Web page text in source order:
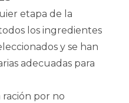
etapa de la
los ingredientes
y se han
adecuadas para
por no